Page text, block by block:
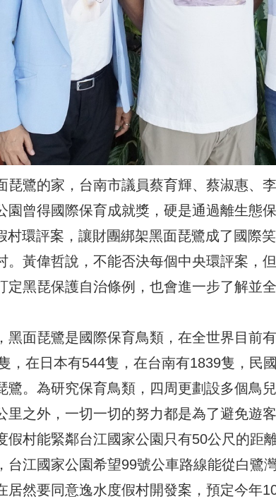
琵鷺的家，台南市議員蔡育輝、蔡淑惠、
園曾得國際保育成就獎，硬是通過離生態
村環評案，讓財團綁架黑面琵鷺成了國際
。黃偉哲說，不能否決每個中央環評案，
定黑琵保護自治條例，也會進一步了解並
黑面琵鷺是國際保育鳥類，在全世界目前
，在日本有544隻，在台南有1839隻，民
鷺。為研究保育鳥類，四周更劃設多個鳥
里之外，一切一切的努力都是為了避免遊
假村能緊鄰台江國家公園只有50公尺的距
台江國家公園希望99號公車路線能從白鷺
居然要同意逸水度假村開發案，預定今年10